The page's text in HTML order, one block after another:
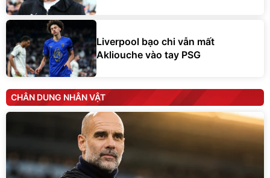
Liverpool bạo chi vẫn mất
Akliouche vào tay PSG
CHÂN DUNG NHÂN VẬT